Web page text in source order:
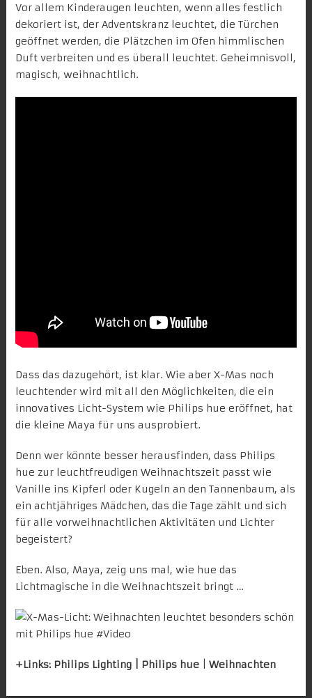
Vor allem Kinderaugen leuchten, wenn alles festlich
dekoriert ist, der Adventskranz leuchtet, die Türchen
geöffnet werden, die Plätzchen im Ofen himmlischen
Duft verbreiten und es überall leuchtet. Geheimnisvoll,
magisch, weihnachtlich.
Dass das dazugehört, ist klar. Wie aber X-Mas noch
leuchtender wird mit all den Möglichkeiten, die ein
innovatives Licht-System wie Philips hue eröffnet, hat
die kleine Maya für uns ausprobiert.
Denn wer könnte besser herausfinden, dass Philips
hue zur leuchtfreudigen Weihnachtszeit passt wie
Vanille ins Kipferl oder Kugeln an den Tannenbaum, als
ein achtjähriges Mädchen, das die Tage zählt und sich
für alle vorweihnachtlichen Aktivitäten und Lichter
begeistert?
Eben. Also, Maya, zeig uns mal, wie hue das
Lichtmagische in die Weihnachtszeit bringt …
+Links: Philips Lighting| Philips hue| Weihnachten